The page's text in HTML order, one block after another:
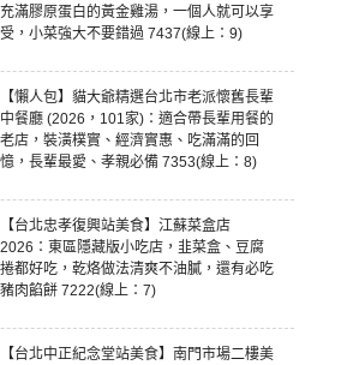
充滿膠原蛋白的黃金雞湯，一個人就可以享
受，小菜強大不要錯過 7437(線上：9)
【懶人包】貓大爺精選台北市老派懷舊長輩
中餐廳 (2026，101家)：適合帶長輩用餐的
老店，裝潢樸實、經濟實惠、吃滿滿的回
憶，長輩最愛、孝親必備 7353(線上：8)
【台北忠孝復興站美食】江蘇菜盒店
2026：東區隱藏版小吃店，韭菜盒、豆腐
捲都好吃，乾烙做法清爽不油膩，還有必吃
豬肉餡餅 7222(線上：7)
【台北中正紀念堂站美食】南門市場二樓美